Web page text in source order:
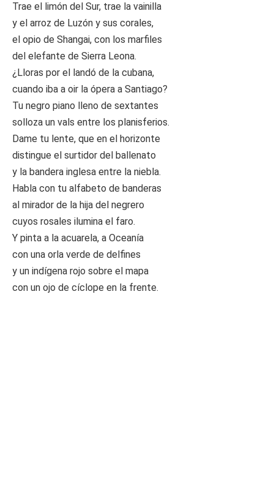
Trae el limón del Sur, trae la vainilla
y el arroz de Luzón y sus corales,
el opio de Shangai, con los marfiles
del elefante de Sierra Leona.
¿Lloras por el landó de la cubana,
cuando iba a oir la ópera a Santiago?
Tu negro piano lleno de sextantes
solloza un vals entre los planisferios.
Dame tu lente, que en el horizonte
distingue el surtidor del ballenato
y la bandera inglesa entre la niebla.
Habla con tu alfabeto de banderas
al mirador de la hija del negrero
cuyos rosales ilumina el faro.
Y pinta a la acuarela, a Oceanía
con una orla verde de delfines
y un indígena rojo sobre el mapa
con un ojo de cíclope en la frente.